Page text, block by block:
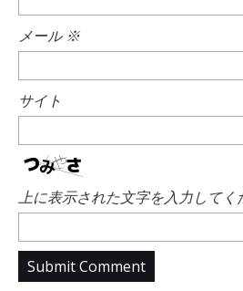
メール ※
サイト
上に表示された文字を入力してく